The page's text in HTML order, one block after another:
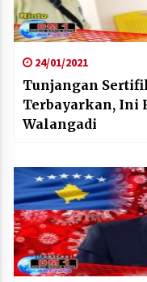
24/01/2021
Tunjangan
Terbayarkan, Ini
Walangadi